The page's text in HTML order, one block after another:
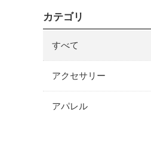
カテゴリ
すべて
アクセサリー
バッグ類
アパレル